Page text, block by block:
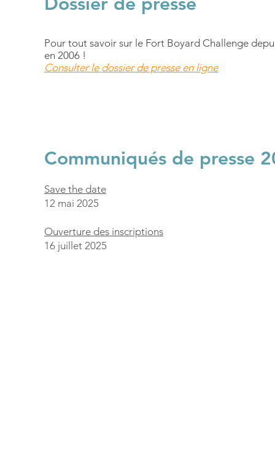
Pour tout savoir sur le Fort Boyard Challenge
en 2006 !
Consulter le dossier de presse en ligne
Communiqués de presse
Save the date
12 mai 2025
Ouverture des inscriptions
16 juillet 2025